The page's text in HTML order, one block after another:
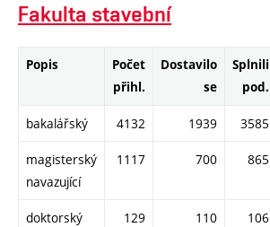
Fakulta stavební
Popis
Počet
přihl.
Dostavilo
se
Splnili
pod.
bakalářský 4132 1939 3585
magisterský
navazující
1117 700 865
doktorský 129 110 106